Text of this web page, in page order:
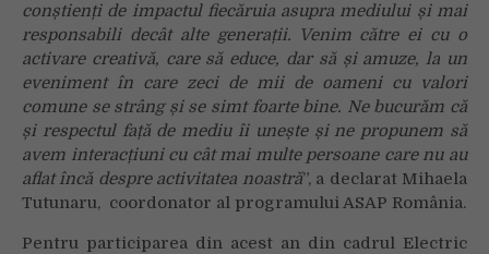
conștienți de impactul fiecăruia asupra mediului și mai
responsabili decât alte generații. Venim către ei cu o
activare creativă, care să educe, dar să și amuze, la un
eveniment în care zeci de mii de oameni cu valori
comune se strâng și se simt foarte bine. Ne bucurăm că
și respectul față de mediu îi unește și ne propunem să
avem interacțiuni cu cât mai multe persoane care nu au
aflat încă despre activitatea noastră”, a declarat Mihaela
Tutunaru, coordonator al programului ASAP România.
Pentru participarea din acest an din cadrul Electric